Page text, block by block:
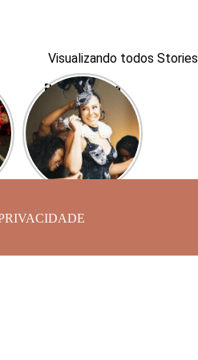
Visualizando todos Stories
Paolla Oliveira
surge linda para o
Cordão da Bola
Preta